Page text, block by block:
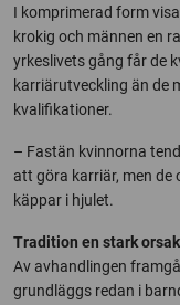
I komprimerad form
krokig och männen en
yrkeslivets gång får de
karriärutveckling än de
kvalifikationer.
– Fastän kvinnorna
att göra karriär, men
käppar i hjulet.
Tradition en stark orsak
Av avhandlingen
grundläggs redan i